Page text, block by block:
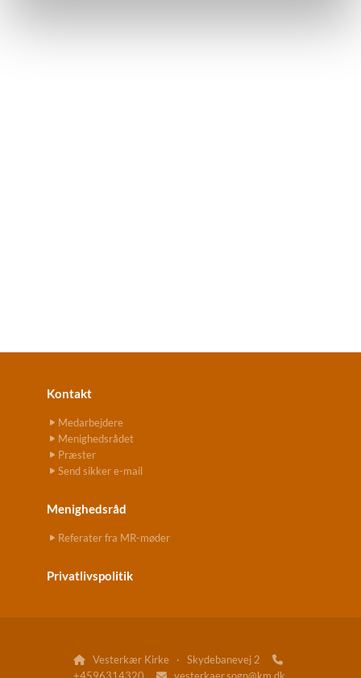
Kontakt
Medarbejdere
Menighedsrådet
Præster
Send sikker e-mail
Menighedsråd
Referater fra MR-møder
Privatlivspolitik
 Vesterkær Kirke · Skydebanevej 2 
+4596314320  vesterkaer.sogn@km.dk